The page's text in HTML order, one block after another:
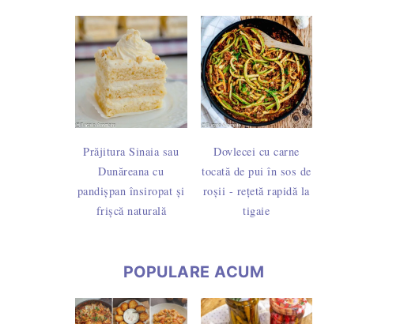
Prăjitura Sinaia sau
Dunăreana cu
pandișpan însiropat și
frișcă naturală
Dovlecei cu carne
tocată de pui în sos de
roșii - rețetă rapidă la
tigaie
POPULARE ACUM